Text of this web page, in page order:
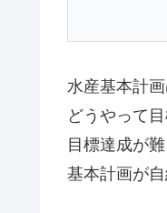
水産基本計
どうやって
目標達成が
基本計画が